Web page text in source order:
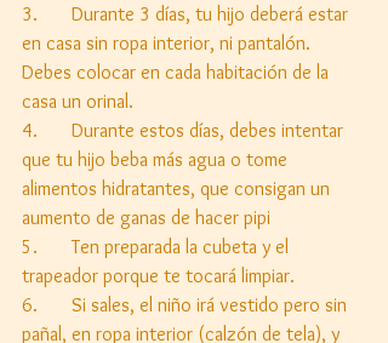
3.       Durante 3 días, tu hijo deberá estar
en casa sin ropa interior, ni pantalón.
Debes colocar en cada habitación de la
casa un orinal.
4.       Durante estos días, debes intentar
que tu hijo beba más agua o tome
alimentos hidratantes, que consigan un
aumento de ganas de hacer pipi
5.       Ten preparada la cubeta y el
trapeador porque te tocará limpiar.
6.       Si sales, el niño irá vestido pero sin
pañal, en ropa interior (calzón de tela), y